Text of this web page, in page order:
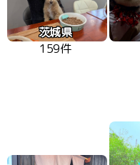
茨城県
159件